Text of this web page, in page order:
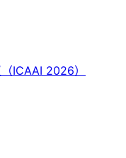
（ICAAI 2026）